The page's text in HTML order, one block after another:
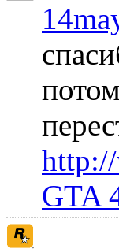
GTA